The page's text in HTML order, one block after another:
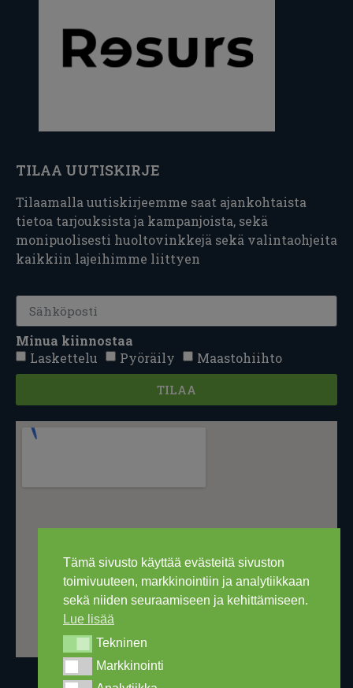
Tämä sivusto käyttää evästeitä sivuston
toimivuuteen, markkinointiin ja analytiikkaan
sekä niiden seuraamiseen ja kehittämiseen.
Lue lisää
TekninenTekninen
MarkkinointiMarkkinointi
TILAA UUTISKIRJE
Tilaamalla uutiskirjeemme saat ajankohtaista
tietoa tarjouksista ja kampanjoista, sekä
monipuolisesti huoltovinkkejä sekä valintaohjeita
kaikkiin lajeihimme liittyen
Minua kiinnostaa
Laskettelu
Pyöräily Maastohiihto
TILAA